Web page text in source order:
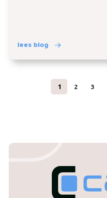
lees blog
1 2 3